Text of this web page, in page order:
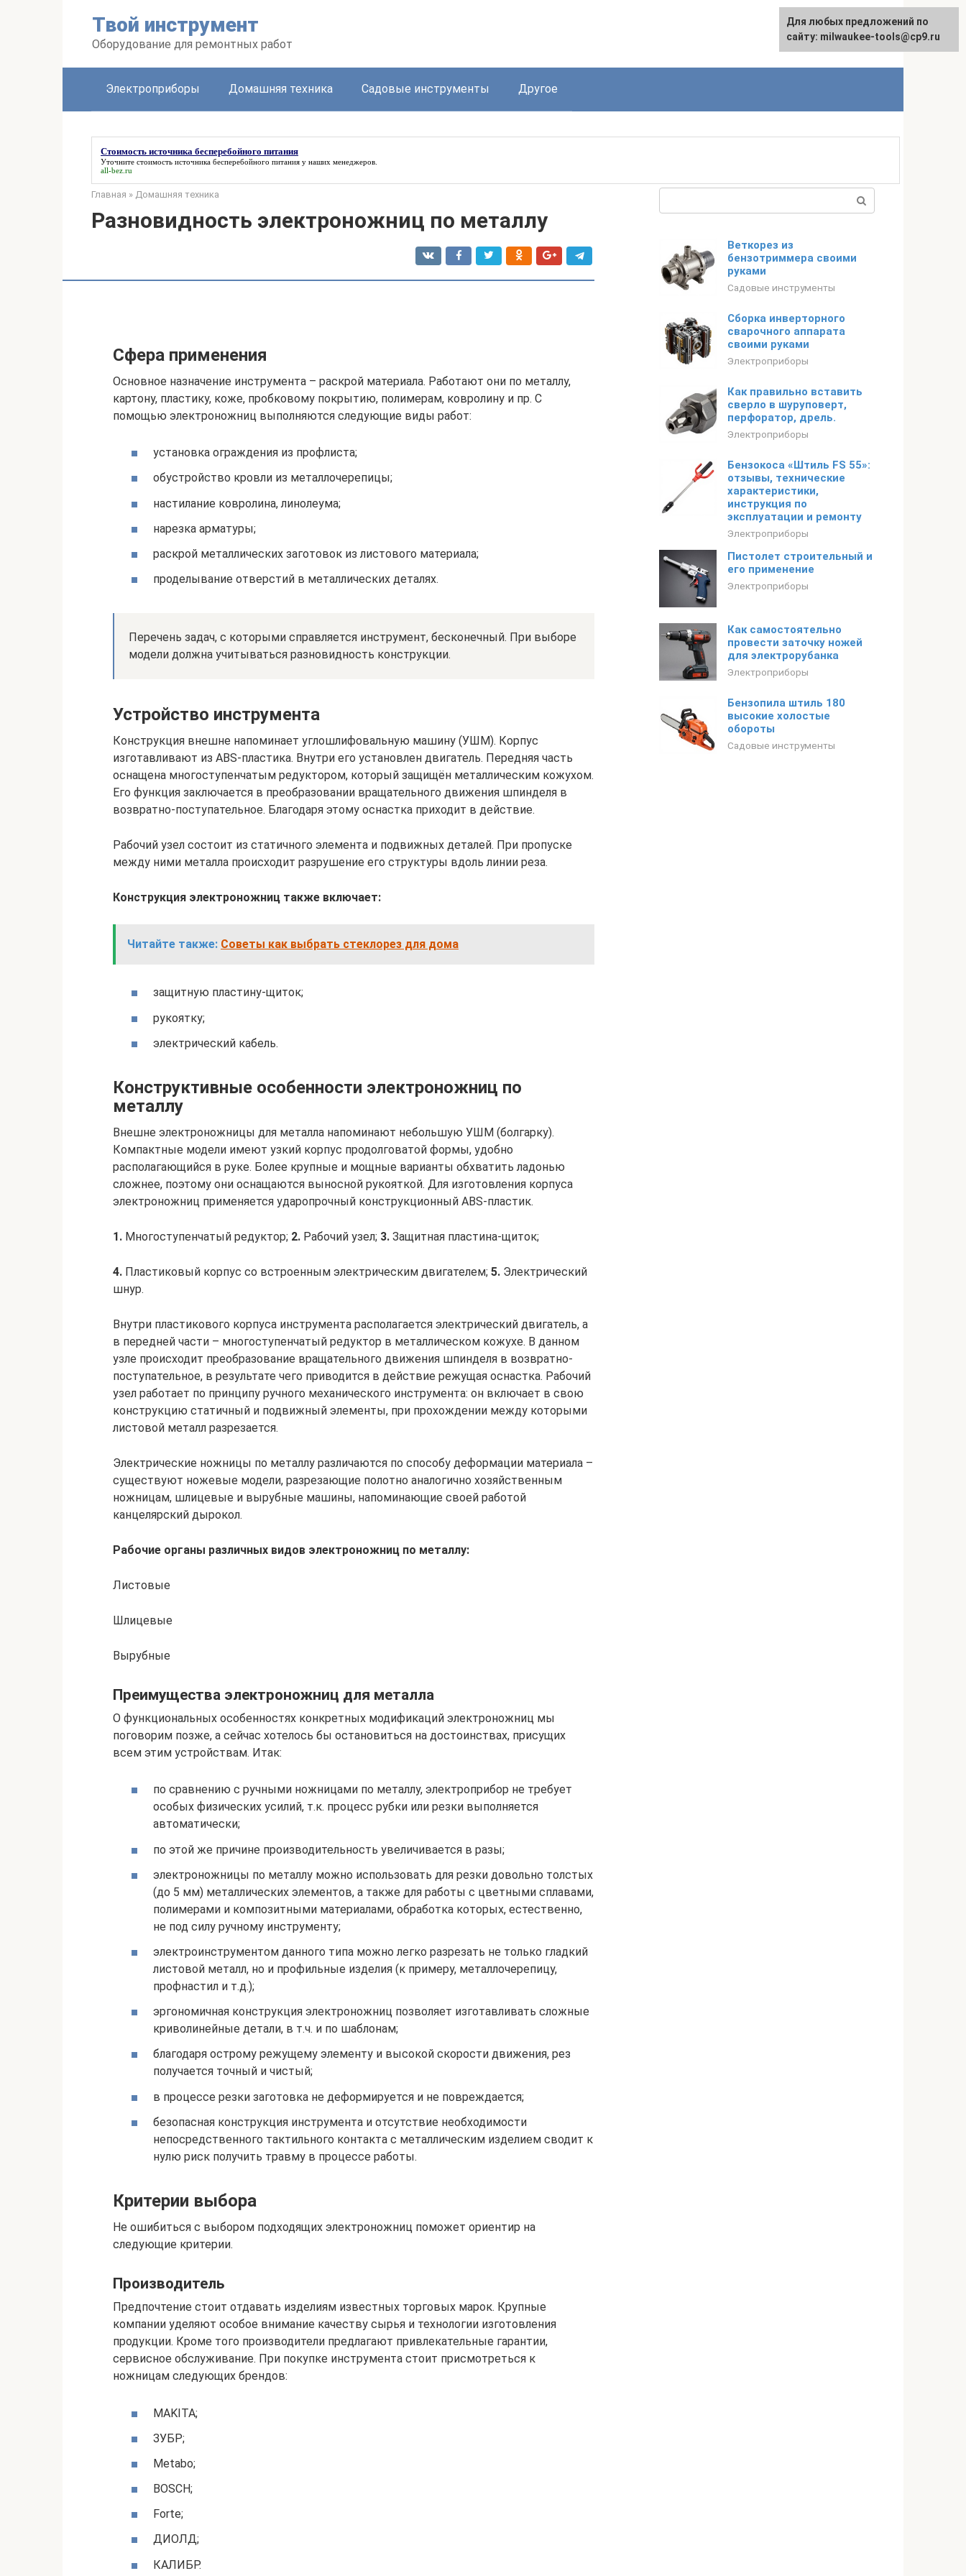
Твой инструмент
Оборудование для ремонтных работ
English
Электроприборы Домашняя техника Садовые инструменты Другое
Стоимость источника бесперебойного питания
Уточните стоимость источника бесперебойного питания у наших менеджеров.
all-bez.ru
Главная » Домашняя техника
Разновидность электроножниц по металлу
Сфера применения
Основное назначение инструмента – раскрой материала. Работают они по металлу,
картону, пластику, коже, пробковому покрытию, полимерам, ковролину и пр. С
помощью электроножниц выполняются следующие виды работ:
установка ограждения из профлиста;
обустройство кровли из металлочерепицы;
настилание ковролина, линолеума;
нарезка арматуры;
раскрой металлических заготовок из листового материала;
проделывание отверстий в металлических деталях.
Перечень задач, с которыми справляется инструмент, бесконечный. При выборе
модели должна учитываться разновидность конструкции.
Устройство инструмента
Конструкция внешне напоминает углошлифовальную машину (УШМ). Корпус
изготавливают из ABS-пластика. Внутри его установлен двигатель. Передняя часть
оснащена многоступенчатым редуктором, который защищён металлическим кожухом.
Его функция заключается в преобразовании вращательного движения шпинделя в
возвратно-поступательное. Благодаря этому оснастка приходит в действие.
Рабочий узел состоит из статичного элемента и подвижных деталей. При пропуске
между ними металла происходит разрушение его структуры вдоль линии реза.
Конструкция электроножниц также включает:
Читайте также: Советы как выбрать стеклорез для дома
защитную пластину-щиток;
рукоятку;
электрический кабель.
Конструктивные особенности электроножниц по
металлу
Внешне электроножницы для металла напоминают небольшую УШМ (болгарку).
Компактные модели имеют узкий корпус продолговатой формы, удобно
располагающийся в руке. Более крупные и мощные варианты обхватить ладонью
сложнее, поэтому они оснащаются выносной рукояткой. Для изготовления корпуса
электроножниц применяется ударопрочный конструкционный ABS-пластик.
1. Многоступенчатый редуктор; 2. Рабочий узел; 3. Защитная пластина-щиток;
4. Пластиковый корпус со встроенным электрическим двигателем; 5. Электрический
шнур.
Внутри пластикового корпуса инструмента располагается электрический двигатель, а
в передней части – многоступенчатый редуктор в металлическом кожухе. В данном
узле происходит преобразование вращательного движения шпинделя в возвратно-
поступательное, в результате чего приводится в действие режущая оснастка. Рабочий
узел работает по принципу ручного механического инструмента: он включает в свою
конструкцию статичный и подвижный элементы, при прохождении между которыми
листовой металл разрезается.
Электрические ножницы по металлу различаются по способу деформации материала –
существуют ножевые модели, разрезающие полотно аналогично хозяйственным
ножницам, шлицевые и вырубные машины, напоминающие своей работой
канцелярский дырокол.
Рабочие органы различных видов электроножниц по металлу:
Листовые
Шлицевые
Вырубные
Преимущества электроножниц для металла
О функциональных особенностях конкретных модификаций электроножниц мы
поговорим позже, а сейчас хотелось бы остановиться на достоинствах, присущих
всем этим устройствам. Итак:
по сравнению с ручными ножницами по металлу, электроприбор не требует
особых физических усилий, т.к. процесс рубки или резки выполняется
автоматически;
по этой же причине производительность увеличивается в разы;
электроножницы по металлу можно использовать для резки довольно толстых
(до 5 мм) металлических элементов, а также для работы с цветными сплавами,
полимерами и композитными материалами, обработка которых, естественно,
не под силу ручному инструменту;
электроинструментом данного типа можно легко разрезать не только гладкий
листовой металл, но и профильные изделия (к примеру, металлочерепицу,
профнастил и т.д.);
эргономичная конструкция электроножниц позволяет изготавливать сложные
криволинейные детали, в т.ч. и по шаблонам;
благодаря острому режущему элементу и высокой скорости движения, рез
получается точный и чистый;
в процессе резки заготовка не деформируется и не повреждается;
безопасная конструкция инструмента и отсутствие необходимости
непосредственного тактильного контакта с металлическим изделием сводит к
нулю риск получить травму в процессе работы.
Критерии выбора
Не ошибиться с выбором подходящих электроножниц поможет ориентир на
следующие критерии.
Производитель
Предпочтение стоит отдавать изделиям известных торговых марок. Крупные
компании уделяют особое внимание качеству сырья и технологии изготовления
продукции. Кроме того производители предлагают привлекательные гарантии,
сервисное обслуживание. При покупке инструмента стоит присмотреться к
ножницам следующих брендов:
MAKITA;
ЗУБР;
Metabo;
BOSCH;
Forte;
ДИОЛД;
КАЛИБР.
Веткорез из
бензотриммера своими
руками
Садовые инструменты
Сборка инверторного
сварочного аппарата
своими руками
Электроприборы
Как правильно вставить
сверло в шуруповерт,
перфоратор, дрель.
Электроприборы
Бензокоса «Штиль FS 55»:
отзывы, технические
характеристики,
инструкция по
эксплуатации и ремонту
Электроприборы
Пистолет строительный и
его применение
Электроприборы
Как самостоятельно
провести заточку ножей
для электрорубанка
Электроприборы
Бензопила штиль 180
высокие холостые
обороты
Садовые инструменты
Для любых предложений по
сайту: milwaukee-tools@cp9.ru